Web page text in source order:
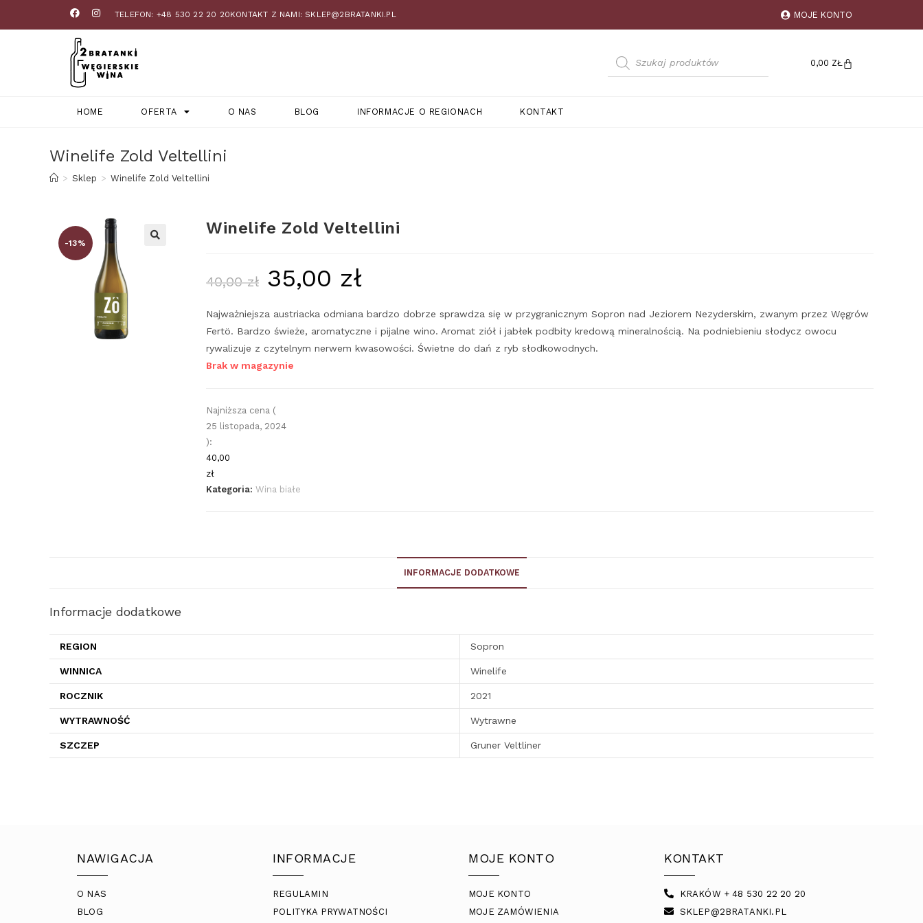
TELEFON: +48 530 22 20 20KONTAKT Z NAMI: SKLEP@2BRATANKI.PL MOJE KONTO
0,00 ZŁ
HOME OFERTA O NAS BLOG INFORMACJE O REGIONACH KONTAKT
Winelife Zold Veltellini
> Sklep > Winelife Zold Veltellini
-13%
Winelife Zold Veltellini
40,00zł 35,00 zł
Najważniejsza austriacka odmiana bardzo dobrze sprawdza się w przygranicznym Sopron nad Jeziorem Nezyderskim, zwanym przez Węgrów
Fertö. Bardzo świeże, aromatyczne i pijalne wino. Aromat ziół i jabłek podbity kredową mineralnością. Na podniebieniu słodycz owocu
rywalizuje z czytelnym nerwem kwasowości. Świetne do dań z ryb słodkowodnych.
Brak w magazynie
Najniższa cena (
25 listopada, 2024
):
40,00
zł
Kategoria: Wina białe
INFORMACJE DODATKOWE
Informacje dodatkowe
REGION Sopron
WINNICA Winelife
ROCZNIK 2021
WYTRAWNOŚĆ Wytrawne
SZCZEP Gruner Veltliner
NAWIGACJA
O NAS
BLOG
INFORMACJE
REGULAMIN
POLITYKA PRYWATNOŚCI
MOJE KONTO
MOJE KONTO
MOJE ZAMÓWIENIA
KONTAKT
KRAKÓW + 48 530 22 20 20
SKLEP@2BRATANKI.PL